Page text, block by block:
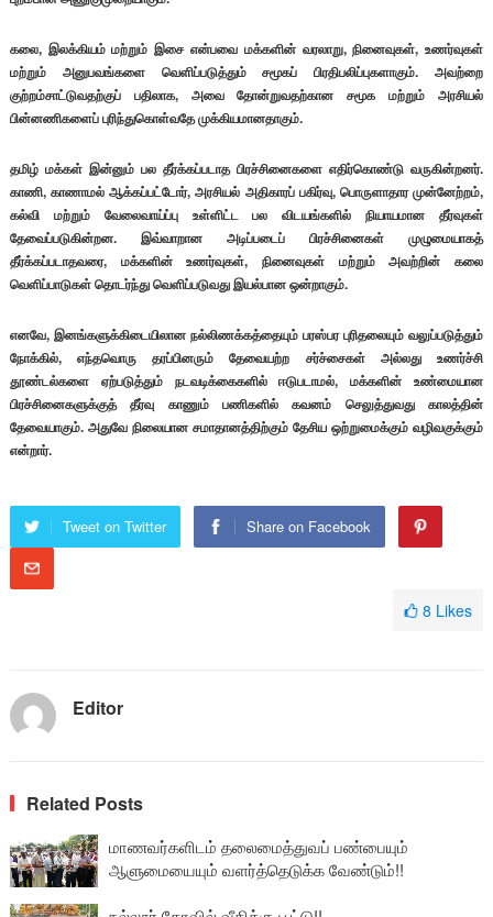
கலை, இலக்கியம் மற்றும் இசை என்பவை மக்களின் வரலாறு, நினைவுகள், உணர்வுகள்
மற்றும் அனுபவங்களை வெளிப்படுத்தும் சமூகப் பிரதிபலிப்புகளாகும். அவற்றை
குற்றம்சாட்டுவதற்குப் பதிலாக, அவை தோன்றுவதற்கான சமூக மற்றும் அரசியல்
பின்னணிகளைப் புரிந்துகொள்வதே முக்கியமானதாகும்.
தமிழ் மக்கள் இன்னும் பல தீர்க்கப்படாத பிரச்சினைகளை எதிர்கொண்டு வருகின்றனர்.
காணி, காணாமல் ஆக்கப்பட்டோர், அரசியல் அதிகாரப் பகிர்வு, பொருளாதார முன்னேற்றம்,
கல்வி மற்றும் வேலைவாய்ப்பு உள்ளிட்ட பல விடயங்களில் நியாயமான தீர்வுகள்
தேவைப்படுகின்றன. இவ்வாறான அடிப்படைப் பிரச்சினைகள் முழுமையாகத்
தீர்க்கப்படாதவரை, மக்களின் உணர்வுகள், நினைவுகள் மற்றும் அவற்றின் கலை
வெளிப்பாடுகள் தொடர்ந்து வெளிப்படுவது இயல்பான ஒன்றாகும்.
எனவே, இனங்களுக்கிடையிலான நல்லிணக்கத்தையும் பரஸ்பர புரிதலையும் வலுப்படுத்தும்
நோக்கில், எந்தவொரு தரப்பினரும் தேவையற்ற சர்ச்சைகள் அல்லது உணர்ச்சி
தூண்டல்களை ஏற்படுத்தும் நடவடிக்கைகளில் ஈடுபடாமல், மக்களின் உண்மையான
பிரச்சினைகளுக்குத் தீர்வு காணும் பணிகளில் கவனம் செலுத்துவது காலத்தின்
தேவையாகும். அதுவே நிலையான சமாதானத்திற்கும் தேசிய ஒற்றுமைக்கும் வழிவகுக்கும்
என்றார்.
Tweet on Twitter Share on Facebook
8 Likes
Editor
Related Posts
மாணவர்களிடம் தலைமைத்துவப் பண்பையும்
ஆளுமையையும் வளர்த்தெடுக்க வேண்டும்!!